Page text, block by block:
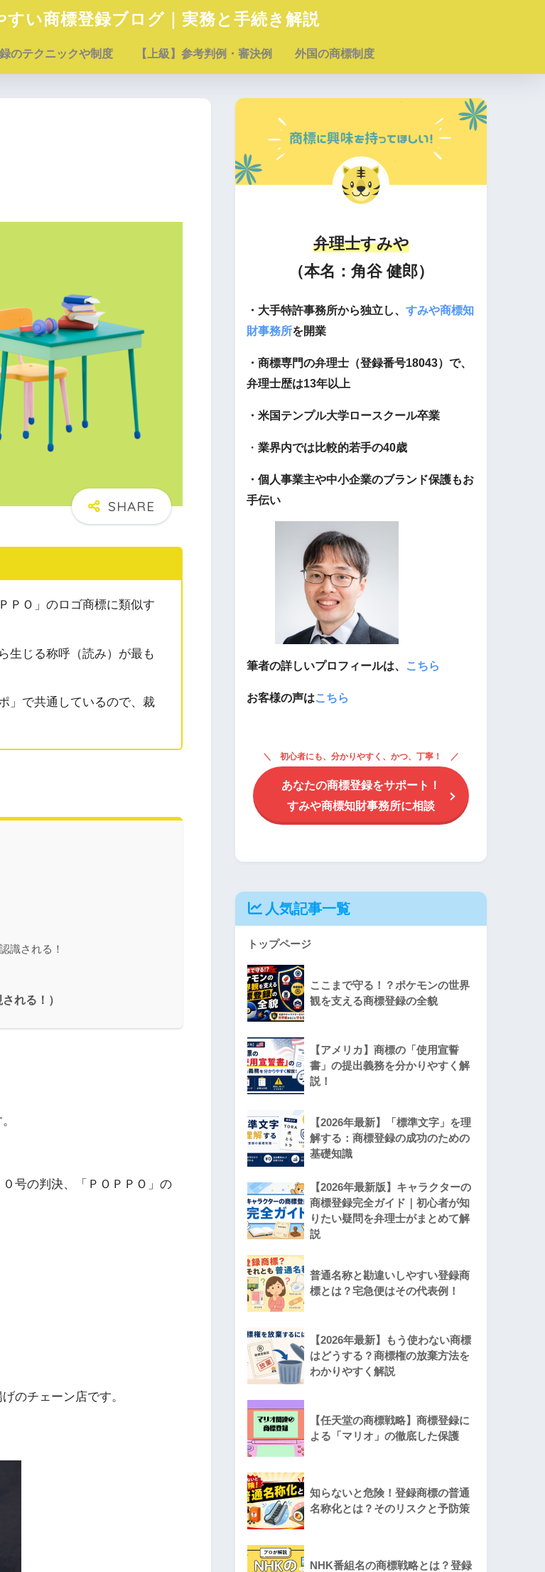
い商標登録ブログ｜実務と手続き解説
のテクニックや制度 【上級】参考判例・審決例 外国の商標制度
ＰＯ」のロゴ商標に類似す
生じる称呼（読み）が最も
」で共通しているので、裁
識される！
れる！）
号の判決、「ＰＯＰＰＯ」の
のチェーン店です。
弁理士すみや
（本名：角谷 健郎）
・大手特許事務所から独立し、 すみや商標知
財事務所を開業
・商標専門の弁理士（登録番号18043）で、
弁理士歴は13年以上
・米国テンプル大学ロースクール卒業
・ 業界内では比較的若手の40歳
・個人事業主や中小企業のブランド保護もお
手伝い
筆者の詳しいプロフィールは、 こちら
お客様の声はこちら
初心者にも、分かりやすく、かつ、丁寧！
あなたの商標登録をサポート！
すみや商標知財事務所に相談
人気記事一覧
トップページ
ここまで守る！？ポケモンの世界
観を支える商標登録の全貌
【アメリカ】商標の「使用宣誓
書」の提出義務を分かりやすく解
説！
【2026年最新】「標準文字」を理
解する：商標登録の成功のための
基礎知識
【2026年最新版】キャラクターの
商標登録完全ガイド｜初心者が知
りたい疑問を弁理士がまとめて解
説
普通名称と勘違いしやすい登録商
標とは？宅急便はその代表例！
【2026年最新】もう使わない商標
はどうする？商標権の放棄方法を
わかりやすく解説
【任天堂の商標戦略】商標登録に
よる「マリオ」の徹底した保護
知らないと危険！登録商標の普通
名称化とは？そのリスクと予防策
NHK番組名の商標戦略とは？登録